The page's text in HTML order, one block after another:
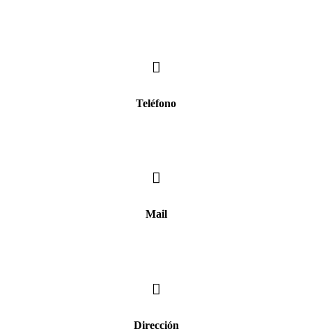
Teléfono
Mail
Dirección